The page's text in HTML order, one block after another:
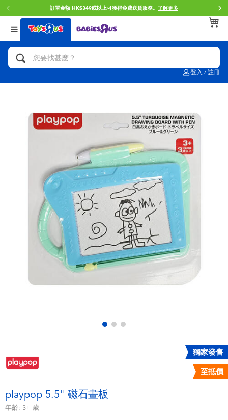
訂單金額 HK$349或以上可獲得免費送貨服務。 了解更多
登入 / 註冊
返回
分類目錄
人氣英雄,角色扮演,射擊玩具
拼砌組合及樂高LEGO
玩具車,貨車,火車及遙控系列
手工藝,文具,蠟筆,泥膠,畫板
娃娃, 芭比,收藏公仔
電子玩具
遊戲及拼圖系列
毛毛公仔玩具
返回
品牌
Brunch Brother 早午餐兄弟
Spider-Man蜘蛛俠
Play-Doh培樂多
Pokemon寶可夢
playpop
LEGO樂高
返回
年齢
0~2歳
5~7歳
12~14歳
14歳以上
獨家發售
至抵價
playpop 5.5" 磁石畫板
年齡: 3+ 歲